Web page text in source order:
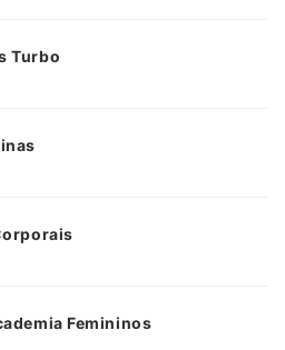
Turbo
Femininos